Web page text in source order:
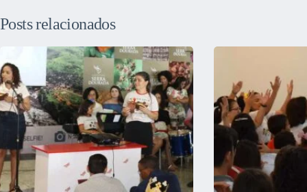
Posts relacionados